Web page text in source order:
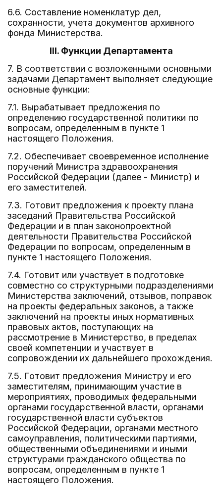
6.6. Составление номенклатур дел,
сохранности, учета документов архивного
фонда Министерства.
III. Функции Департамента
7. В соответствии с возложенными основными
задачами Департамент выполняет следующие
основные функции:
7.1. Вырабатывает предложения по
определению государственной политики по
вопросам, определенным в пункте 1
настоящего Положения.
7.2. Обеспечивает своевременное исполнение
поручений Министра здравоохранения
Российской Федерации (далее - Министр) и
его заместителей.
7.3. Готовит предложения к проекту плана
заседаний Правительства Российской
Федерации и в план законопроектной
деятельности Правительства Российской
Федерации по вопросам, определенным в
пункте 1 настоящего Положения.
7.4. Готовит или участвует в подготовке
совместно со структурными подразделениями
Министерства заключений, отзывов, поправок
на проекты федеральных законов, а также
заключений на проекты иных нормативных
правовых актов, поступающих на
рассмотрение в Министерство, в пределах
своей компетенции и участвует в
сопровождении их дальнейшего прохождения.
7.5. Готовит предложения Министру и его
заместителям, принимающим участие в
мероприятиях, проводимых федеральными
органами государственной власти, органами
государственной власти субъектов
Российской Федерации, органами местного
самоуправления, политическими партиями,
общественными объединениями и иными
структурами гражданского общества по
вопросам, определенным в пункте 1
настоящего Положения.